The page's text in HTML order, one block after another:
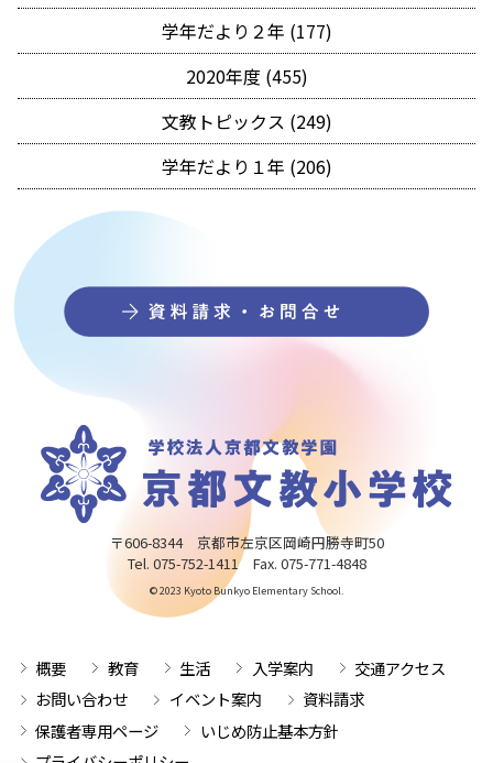
学年だより２年 (177)
2020年度 (455)
文教トピックス (249)
学年だより１年 (206)
〒606-8344 京都市左京区岡崎円勝寺町50
Tel. 075-752-1411 Fax. 075-771-4848
© 2023 Kyoto Bunkyo Elementary School.
概要 教育 生活 入学案内
交通アクセス
お問い合わせ
イベント案内
資料請求
保護者専用ページ
いじめ防止基本方針